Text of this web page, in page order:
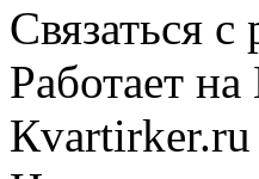
Связаться
Работает